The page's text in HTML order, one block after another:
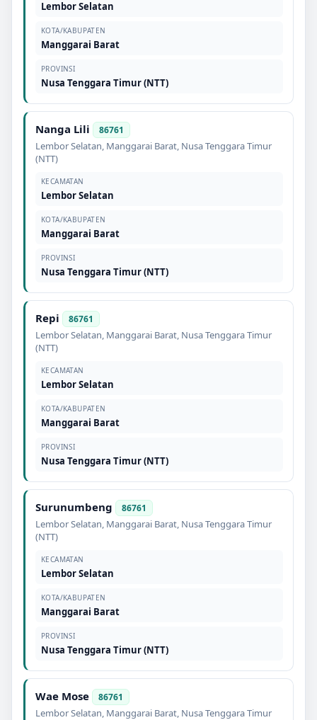
Lembor Selatan
KOTA/KABUPATEN
Manggarai Barat
PROVINSI
Nusa Tenggara Timur (NTT)
Nanga Lili 86761
Lembor Selatan, Manggarai Barat, Nusa Tenggara Timur
(NTT)
KECAMATAN
Lembor Selatan
KOTA/KABUPATEN
Manggarai Barat
PROVINSI
Nusa Tenggara Timur (NTT)
Repi 86761
Lembor Selatan, Manggarai Barat, Nusa Tenggara Timur
(NTT)
KECAMATAN
Lembor Selatan
KOTA/KABUPATEN
Manggarai Barat
PROVINSI
Nusa Tenggara Timur (NTT)
Surunumbeng 86761
Lembor Selatan, Manggarai Barat, Nusa Tenggara Timur
(NTT)
KECAMATAN
Lembor Selatan
KOTA/KABUPATEN
Manggarai Barat
PROVINSI
Nusa Tenggara Timur (NTT)
Wae Mose 86761
Lembor Selatan, Manggarai Barat, Nusa Tenggara Timur